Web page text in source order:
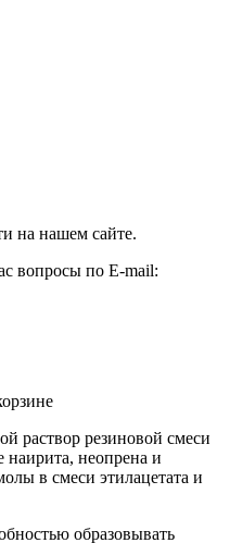
на нашем сайте.
вопросы по E-mail:
раствор резиновой смеси
наирита, неопрена и
в смеси этилацетата и
образовывать